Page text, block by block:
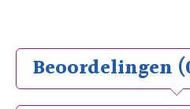
Beoordelingen